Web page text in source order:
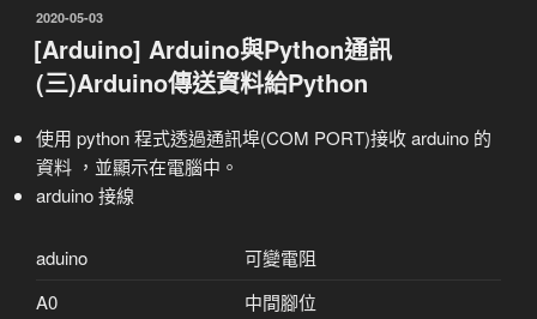
發
佈
於
2020-05-03
[Arduino] Arduino與Python通訊
(三)Arduino傳送資料給Python
使用 python 程式透過通訊埠(COM PORT)接收 arduino 的
資料 ，並顯示在電腦中。
arduino 接線
aduino
可變電阻
A0
中間腳位